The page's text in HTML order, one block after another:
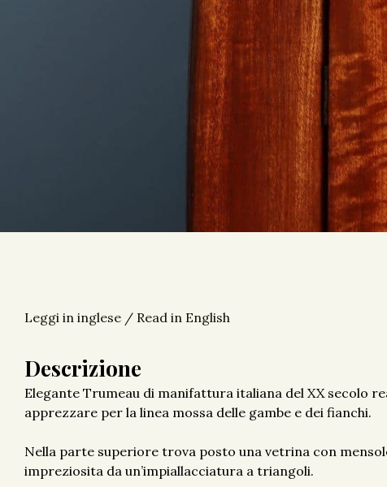
Leggi in inglese / Read in English
Descrizione
Elegante Trumeau di manifattura italiana del XX secolo
apprezzare per la linea mossa delle gambe e dei fianchi.
Nella parte superiore trova posto una vetrina con
impreziosita da un’impiallacciatura a triangoli.